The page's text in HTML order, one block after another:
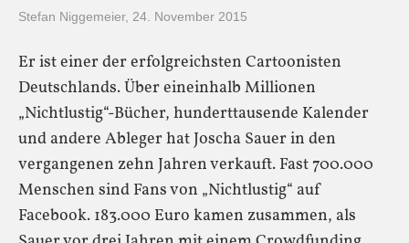
Stefan Niggemeier, 24. November 2015
Er ist einer der erfolgreichsten Cartoonisten
Deutschlands. Über eineinhalb Millionen
„Nichtlustig“-Bücher, hunderttausende Kalender
und andere Ableger hat Joscha Sauer in den
vergangenen zehn Jahren verkauft. Fast 700.000
Menschen sind Fans von „Nichtlustig“ auf
Facebook. 183.000 Euro kamen zusammen, als